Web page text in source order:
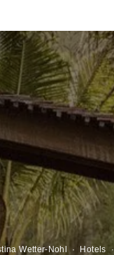
Wetter-Nohl · Hotels ·